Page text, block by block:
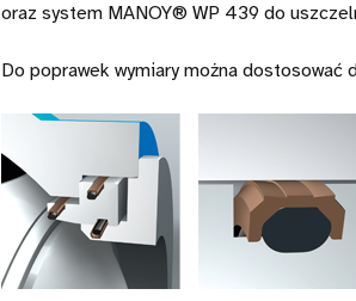
oraz system MANOY® WP 439 do
Do poprawek wymiary można dostosować